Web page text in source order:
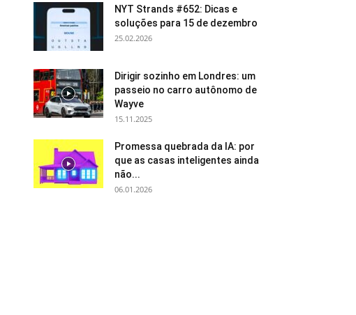
NYT Strands #652: Dicas e
soluções para 15 de dezembro
25.02.2026
Dirigir sozinho em Londres: um
passeio no carro autônomo de
Wayve
15.11.2025
Promessa quebrada da IA: por
que as casas inteligentes ainda
não...
06.01.2026